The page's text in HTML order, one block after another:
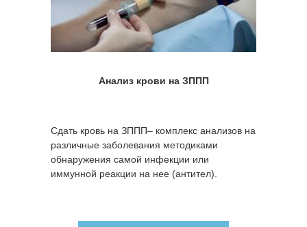
Анализ крови на ЗППП
Сдать кровь на ЗППП– комплекс анализов на
различные заболевания методиками
обнаружения самой инфекции или
иммунной реакции на нее (антител).